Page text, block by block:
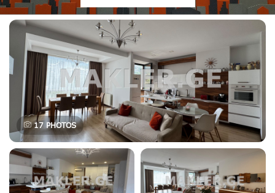
17 PHOTOS